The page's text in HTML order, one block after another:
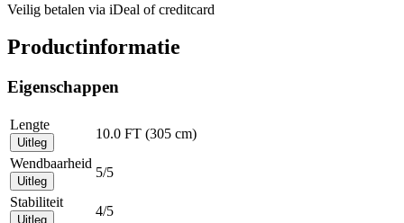
Veilig betalen via iDeal of creditcard
Productinformatie
Eigenschappen
Lengte
Uitleg
10.0 FT (305 cm)
Wendbaarheid
Uitleg
5/5
Stabiliteit
Uitleg
4/5